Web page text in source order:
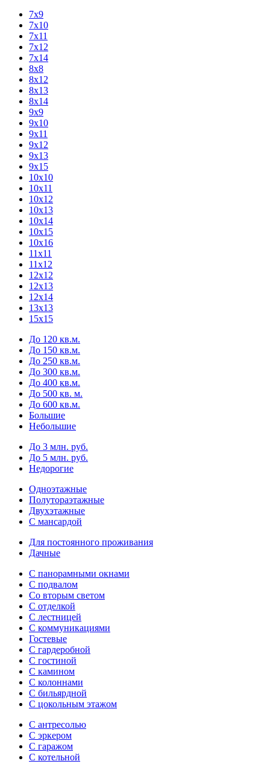
7х9
7х10
7х11
7х12
7х14
8х8
8х12
8х13
8х14
9х9
9х10
9х11
9х12
9х13
9х15
10х10
10х11
10х12
10х13
10х14
10х15
10х16
11х11
11х12
12х12
12х13
12х14
13х13
15х15
До 120 кв.м.
До 150 кв.м.
До 250 кв.м.
До 300 кв.м.
До 400 кв.м.
До 500 кв. м.
До 600 кв.м.
Большие
Небольшие
До 3 млн. руб.
До 5 млн. руб.
Недорогие
Одноэтажные
Полутораэтажные
Двухэтажные
С мансардой
Для постоянного проживания
Дачные
С панорамными окнами
С подвалом
Со вторым светом
С отделкой
С лестницей
С коммуникациями
Гостевые
С гардеробной
С гостиной
С камином
С колоннами
С бильярдной
С цокольным этажом
С антресолью
С эркером
С гаражом
С котельной